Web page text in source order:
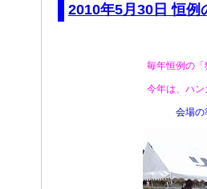
2010年5月30日 恒例
毎年恒例の
今年は、ハ
会場の